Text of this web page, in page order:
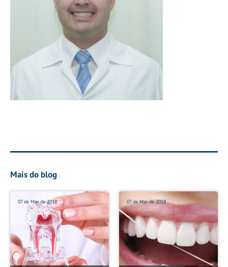
Mais do blog
07 de Mar de 2018 07 de Mar de 2018